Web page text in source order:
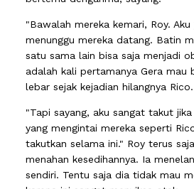
"Bawalah mereka kemari, Roy.
menunggu mereka datang. Batin
satu sama lain bisa saja menjadi
adalah kali pertamanya Gera mau
lebar sejak kejadian hilangnya Rico.
"Tapi sayang, aku sangat takut
yang mengintai mereka seperti
takutkan selama ini." Roy terus
menahan kesedihannya. Ia
sendiri. Tentu saja dia tidak mau